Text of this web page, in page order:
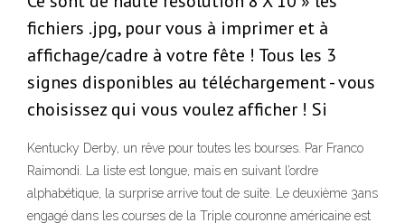
fichiers .jpg, pour vous à imprimer et à
affichage/cadre à votre fête ! Tous les 3
signes disponibles au téléchargement - vous
choisissez qui vous voulez afficher ! Si
Kentucky Derby, un rêve pour toutes les bourses. Par Franco
Raimondi. La liste est longue, mais en suivant l’ordre
alphabétique, la surprise arrive tout de suite. Le deuxième 3ans
engagé dans les courses de la Triple couronne américaine est